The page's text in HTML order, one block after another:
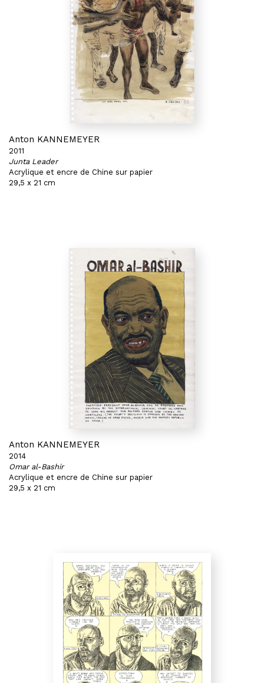
Anton KANNEMEYER
2011
Junta Leader
Acrylique et encre de Chine sur papier
29,5 x 21 cm
Anton KANNEMEYER
2014
Omar al-Bashir
Acrylique et encre de Chine sur papier
29,5 x 21 cm